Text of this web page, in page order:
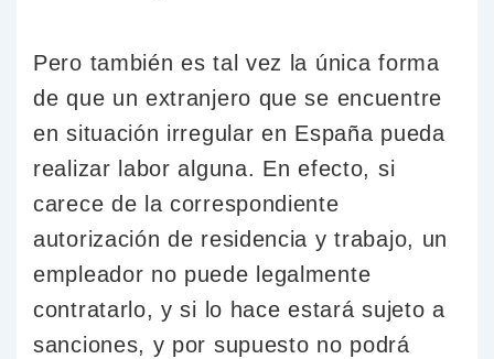
Pero también es tal vez la única forma
de que un extranjero que se encuentre
en situación irregular en España pueda
realizar labor alguna. En efecto, si
carece de la correspondiente
autorización de residencia y trabajo, un
empleador no puede legalmente
contratarlo, y si lo hace estará sujeto a
sanciones, y por supuesto no podrá